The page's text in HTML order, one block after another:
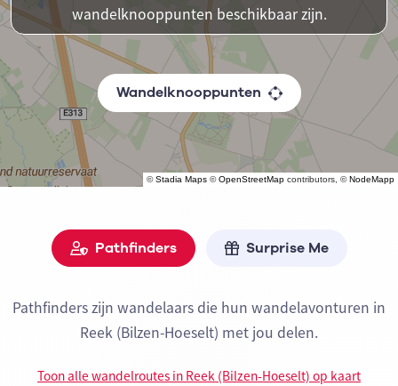
©Stadia Maps ©OpenStreetMap contributors, ©NodeMapp
wandelknooppunten beschikbaar zijn.
Wandelknooppunten
Pathfinders Surprise Me
Pathfinders zijn wandelaars die hun wandelavonturen in
Reek (Bilzen-Hoeselt) met jou delen.
Toon alle wandelroutes in Reek (Bilzen-Hoeselt) op kaart